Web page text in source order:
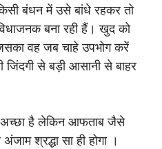
बंधन में उसे बांधे रहकर तो
बना रही हैं। खुद को
वह जब चाहे उपभोग करें
से बड़ी आसानी से बाहर
अच्छा है लेकिन आफताब जैसे
श्रद्धा सा ही होगा ।